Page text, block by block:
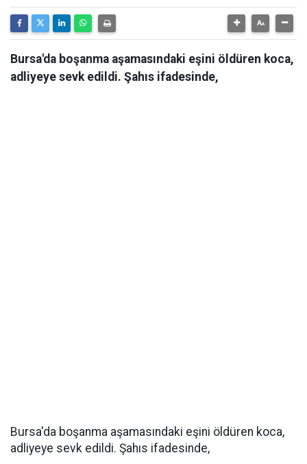
Bursa'da boşanma aşamasındaki eşini öldüren koca,
adliyeye sevk edildi. Şahıs ifadesinde,
Bursa'da boşanma aşamasındaki eşini öldüren koca,
adliyeye sevk edildi. Şahıs ifadesinde,